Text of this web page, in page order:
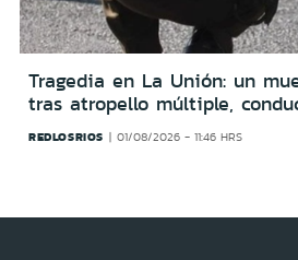
Tragedia en La Unión: un
tras atropello múltiple,
REDLOSRIOS 01/08/2026 - 11:46 HRS